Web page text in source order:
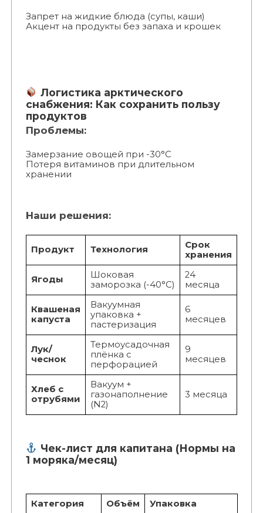
Запрет на жидкие блюда (супы, каши)
Акцент на продукты без запаха и крошек
Логистика арктического
снабжения: Как сохранить пользу
продуктов
Проблемы:
Замерзание овощей при -30°C
Потеря витаминов при длительном
хранении
Наши решения:
Продукт Технология
Срок
хранения
Ягоды
Шоковая
заморозка (-40°C)
24
месяца
Квашеная
капуста
Вакуумная
упаковка +
пастеризация
6
месяцев
Лук/
чеснок
Термоусадочная
плёнка с
перфорацией
9
месяцев
Хлеб с
отрубями
Вакуум +
газонаполнение
(N2)
3 месяца
Чек-лист для капитана (Нормы на
1 моряка/месяц)
Категория Объём
Упаковка